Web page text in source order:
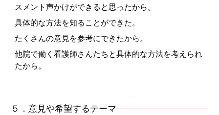
スメント声かけができると思ったから。
具体的な方法を知ることができた。
たくさんの意見を参考にできたから。
他院で働く看護師さんたちと具体的な方法を考えられ
たから。
５．意見や希望するテーマ